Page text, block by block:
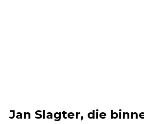
Jan Slagter, die